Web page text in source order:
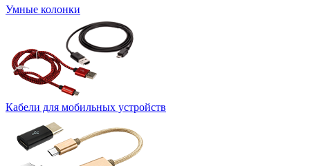
Умные колонки
Кабели для мобильных устройств